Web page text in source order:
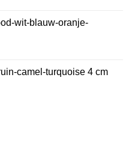
wit-blauw-oranje-
camel-turquoise 4 cm